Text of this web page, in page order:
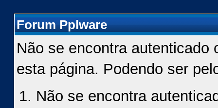
Forum Pplware
Não se encontra autenticado
esta página. Podendo ser
Não se encontra